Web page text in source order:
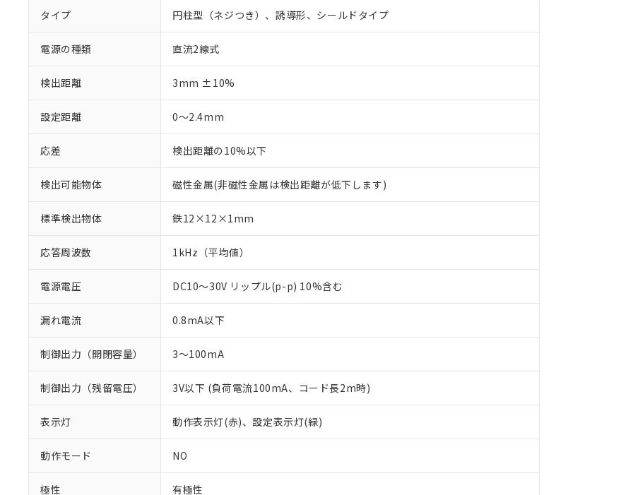
タイプ 円柱型（ネジつき）、誘導形、シールドタイプ
電源の種類 直流2線式
検出距離 3mm ±10%
設定距離 0～2.4mm
応差 検出距離の10%以下
検出可能物体 磁性金属(非磁性金属は検出距離が低下します)
標準検出物体 鉄12×12×1mm
応答周波数 1kHz（平均値）
電源電圧 DC10～30V リップル(p-p) 10%含む
漏れ電流 0.8mA以下
制御出力（開閉容量） 3～100mA
制御出力（残留電圧） 3V以下 (負荷電流100mA、コード長2m時)
表示灯 動作表示灯(赤)、設定表示灯(緑)
動作モード NO
極性 有極性
※1 対応状況
対応済み：EU RoHS指令（10物質）の非含有に対応した製品が提供可能な商品です。